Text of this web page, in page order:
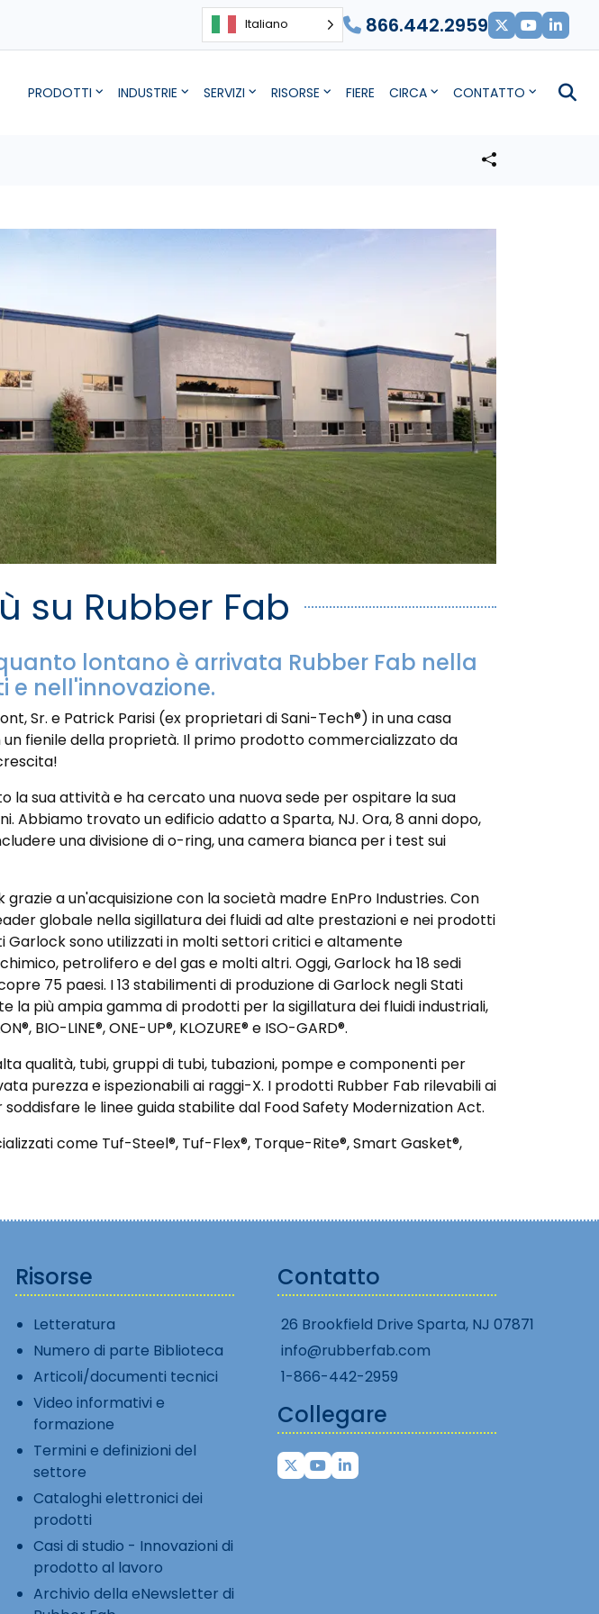
Italiano 866.442.2959
PRODOTTI INDUSTRIE SERVIZI RISORSE FIERE CIRCA CONTATTO
su Rubber Fab
lontano è arrivata Rubber Fab nella
e nell'innovazione.
Sr. e Patrick Parisi (ex proprietari di Sani-Tech®) in una casa
fienile della proprietà. Il primo prodotto commercializzato da
la sua attività e ha cercato una nuova sede per ospitare la sua
Abbiamo trovato un edificio adatto a Sparta, NJ. Ora, 8 anni dopo,
una divisione di o-ring, una camera bianca per i test sui
a un'acquisizione con la società madre EnPro Industries. Con
globale nella sigillatura dei fluidi ad alte prestazioni e nei prodotti
sono utilizzati in molti settori critici e altamente
petrolifero e del gas e molti altri. Oggi, Garlock ha 18 sedi
75 paesi. I 13 stabilimenti di produzione di Garlock negli Stati
la più ampia gamma di prodotti per la sigillatura dei fluidi industriali,
LINE®, ONE-UP®, KLOZURE® e ISO-GARD®.
qualità, tubi, gruppi di tubi, tubazioni, pompe e componenti per
purezza e ispezionabili ai raggi-X. I prodotti Rubber Fab rilevabili ai
le linee guida stabilite dal Food Safety Modernization Act.
come Tuf-Steel®, Tuf-Flex®, Torque-Rite®, Smart Gasket®,
Risorse
Letteratura
Numero di parte Biblioteca
Articoli/documenti tecnici
Video informativi e
formazione
Termini e definizioni del
settore
Cataloghi elettronici dei
prodotti
Casi di studio - Innovazioni di
prodotto al lavoro
Archivio della eNewsletter di
Contatto
26 Brookfield Drive Sparta, NJ 07871
info@rubberfab.com
1-866-442-2959
Collegare